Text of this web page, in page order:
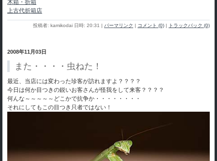
木箱・折箱
上古代折箱店
投稿者: kamikodai 日時: 20:31 | パーマリンク | コメント (0) | トラックバック (0)
2008年11月03日
また・・・・虫ねた！
最近、当店には変わった珍客が訪れますよ？？？？
今日は何か目つきの鋭いお客さんが怪我をして来客？？？？
何んな～～～～～どこかで抗争か・・・・・・・・
それにしてもこの目つき只者ではない！